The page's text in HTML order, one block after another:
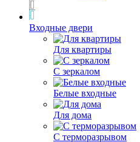
Входные двери
Для квартиры
С зеркалом
Белые входные
Для дома
С терморазрывом